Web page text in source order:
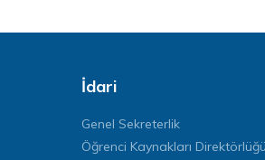
İdari
Genel Sekreterlik
Öğrenci Kaynakları Direktörlüğü